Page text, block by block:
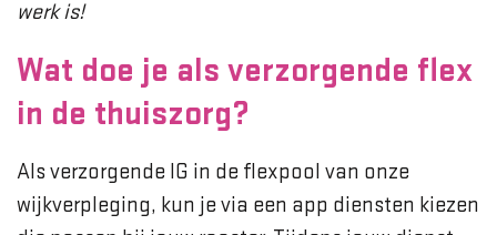
werk is!
Wat doe je als verzorgende flex
in de thuiszorg?
Als verzorgende IG in de flexpool van onze
wijkverpleging, kun je via een app diensten kiezen